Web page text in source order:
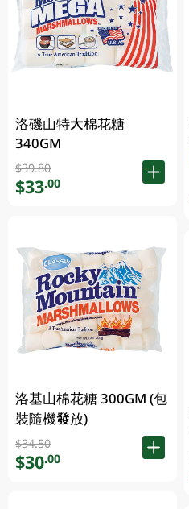
洛磯山特大棉花糖
340GM
$39.80
$33.00
洛基山棉花糖 300GM (包
裝隨機發放)
$34.50
$30.00